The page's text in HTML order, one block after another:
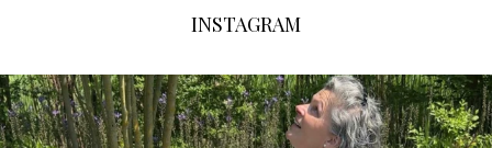
INSTAGRAM